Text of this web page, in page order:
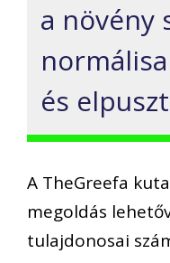
a növény
és
A TheGreefa
megoldás
tulajdonosai